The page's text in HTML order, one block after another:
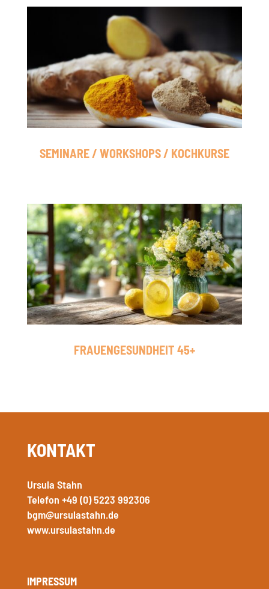
SEMINARE / WORKSHOPS / KOCHKURSE
FRAUENGESUNDHEIT 45+
KONTAKT
Ursula Stahn
Telefon +49 (0) 5223 992306
bgm@ursulastahn.de
www.ursulastahn.de
IMPRESSUM